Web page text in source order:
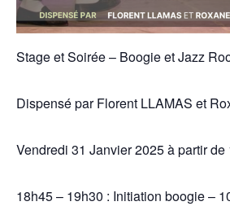
Stage et Soirée – Boogie et Jazz
Dispensé par Florent LLAMAS et
Vendredi 31 Janvier 2025 à partir
18h45 – 19h30 : Initiation boogie –